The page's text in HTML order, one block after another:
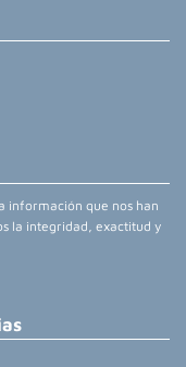
información que nos han
la integridad, exactitud y